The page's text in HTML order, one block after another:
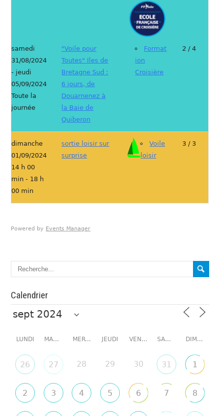
samedi
31/08/2024
- jeudi
05/09/2024
Toute la
journée
"Voile pour
Toutes" Iles de
Bretagne Sud :
6 jours, de
Douarnenez à
la Baie de
Quiberon
Format
ion
Croisière
2 / 4
dimanche
01/09/2024
14 h 00
min - 18 h
00 min
sortie loisir sur
surprise
Voile
loisir
3 / 3
Powered by Events Manager
Calendrier
LUNDI MARDI MERCREDI JEUDI VENDREDI SAMEDI DIMANCHE
26 27 28 29 30 31 1
2 3 4 5 6 7 8